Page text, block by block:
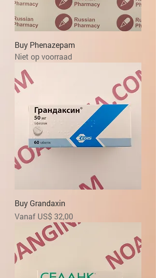
Buy Phenazepam
Niet op voorraad
Buy Grandaxin
Vanaf US$ 32,00
Verkoopprijs